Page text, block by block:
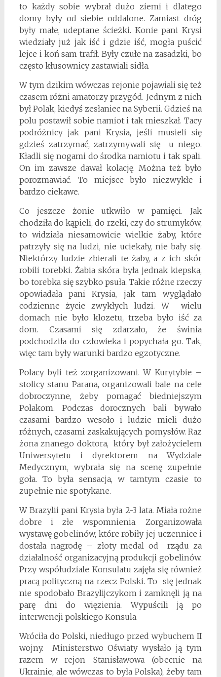
to każdy sobie wybrał dużo ziemi i dlatego
domy były od siebie oddalone. Zamiast dróg
były małe, udeptane ścieżki. Konie pani Krysi
wiedziały już jak iść i gdzie iść, mogła puścić
lejce i koń sam trafił. Były czułe na zasadzki, bo
często kłusownicy zastawiali sidła.
W tym dzikim wówczas rejonie pojawiali się też
czasem różni amatorzy przygód. Jednym z nich
był Polak, kiedyś zesłaniec na Syberii. Gdzieś na
polu postawił sobie namiot i tak mieszkał. Tacy
podróżnicy jak pani Krysia, jeśli musieli się
gdzieś zatrzymać, zatrzymywali się u niego.
Kładli się nogami do środka namiotu i tak spali.
On im zawsze dawał kolację. Można też było
porozmawiać. To miejsce było niezwykłe i
bardzo ciekawe.
Co jeszcze żonie utkwiło w pamięci. Jak
chodziła do kąpieli, do rzeki, czy do strumyków,
to widziała niesamowicie wielkie żaby, które
patrzyły się na ludzi, nie uciekały, nie bały się.
Niektórzy ludzie zbierali te żaby, a z ich skór
robili torebki. Żabia skóra była jednak kiepska,
bo torebka się szybko psuła. Takie różne rzeczy
opowiadała pani Krysia, jak tam wyglądało
codzienne życie zwykłych ludzi. W wielu
domach nie było klozetu, trzeba było iść za
dom. Czasami się zdarzało, że świnia
podchodziła do człowieka i popychała go. Tak,
więc tam były warunki bardzo egzotyczne.
Polacy byli też zorganizowani. W Kurytybie –
stolicy stanu Parana, organizowali bale na cele
dobroczynne, żeby pomagać biedniejszym
Polakom. Podczas dorocznych bali bywało
czasami bardzo wesoło i ludzie mieli dużo
różnych, czasami zaskakujących pomysłów. Raz
żona znanego doktora, który był założycielem
Uniwersytetu i dyrektorem na Wydziale
Medycznym, wybrała się na scenę zupełnie
goła. To była sensacja, w tamtym czasie to
zupełnie nie spotykane.
W Brazylii pani Krysia była 2-3 lata. Miała rożne
dobre i złe wspomnienia. Zorganizowała
wystawę gobelinów, które robiły jej uczennice i
dostała nagrodę – złoty medal od rządu za
działalność organizacyjną produkcji gobelinów.
Przy współudziale Konsulatu zajęła się również
pracą polityczną na rzecz Polski. To się jednak
nie spodobało Brazylijczykom i zamknęli ją na
parę dni do więzienia. Wypuścili ją po
interwencji polskiego Konsula.
Wróciła do Polski, niedługo przed wybuchem II
wojny. Ministerstwo Oświaty wysłało ją tym
razem w rejon Stanisławowa (obecnie na
Ukrainie, ale wówczas to była Polska), żeby tam